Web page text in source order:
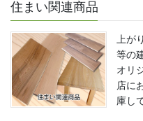
住まい関連商品
上が
等の
オリ
店に
庫し